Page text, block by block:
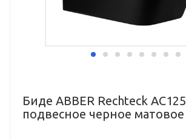
Биде ABBER Rechteck
подвесное черное матовое